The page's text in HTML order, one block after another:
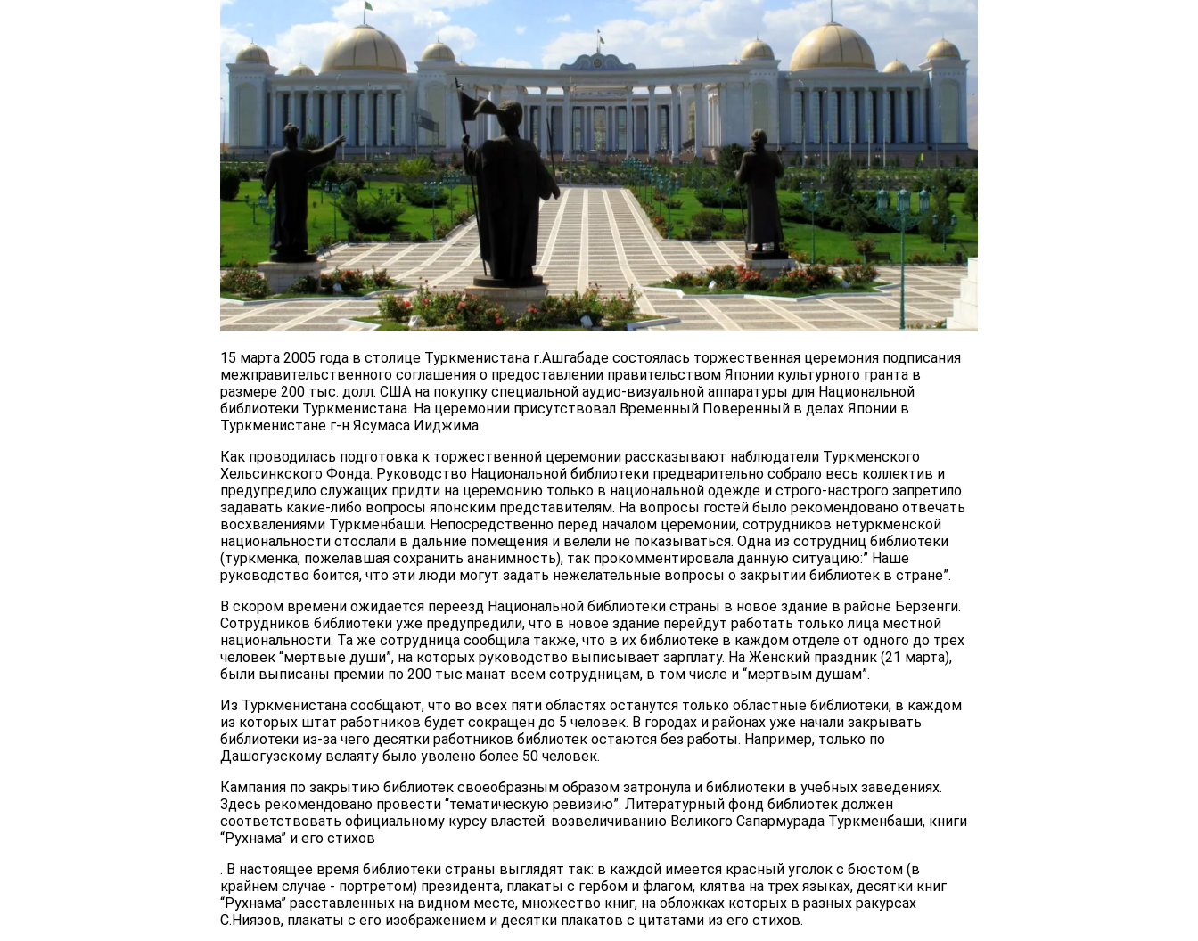
15 марта 2005 года в столице Туркменистана г.Ашгабаде состоялась торжественная церемония подписания
межправительственного соглашения о предоставлении правительством Японии культурного гранта в
размере 200 тыс. долл. США на покупку специальной аудио-визуальной аппаратуры для Национальной
библиотеки Туркменистана. На церемонии присутствовал Временный Поверенный в делах Японии в
Туркменистане г-н Ясумаса Ииджима.
Как проводилась подготовка к торжественной церемонии рассказывают наблюдатели Туркменского
Хельсинкского Фонда. Руководство Национальной библиотеки предварительно собрало весь коллектив и
предупредило служащих придти на церемонию только в национальной одежде и строго-настрого запретило
задавать какие-либо вопросы японским представителям. На вопросы гостей было рекомендовано отвечать
восхвалениями Туркменбаши. Непосредственно перед началом церемонии, сотрудников нетуркменской
национальности отослали в дальние помещения и велели не показываться. Одна из сотрудниц библиотеки
(туркменка, пожелавшая сохранить ананимность), так прокомментировала данную ситуацию:” Наше
руководство боится, что эти люди могут задать нежелательные вопросы о закрытии библиотек в стране”.
В скором времени ожидается переезд Национальной библиотеки страны в новое здание в районе Берзенги.
Сотрудников библиотеки уже предупредили, что в новое здание перейдут работать только лица местной
национальности. Та же сотрудница сообщила также, что в их библиотеке в каждом отделе от одного до трех
человек “мертвые души”, на которых руководство выписывает зарплату. На Женский праздник (21 марта),
были выписаны премии по 200 тыс.манат всем сотрудницам, в том числе и “мертвым душам”.
Из Туркменистана сообщают, что во всех пяти областях останутся только областные библиотеки, в каждом
из которых штат работников будет сокращен до 5 человек. В городах и районах уже начали закрывать
библиотеки из-за чего десятки работников библиотек остаются без работы. Например, только по
Дашогузскому велаяту было уволено более 50 человек.
Кампания по закрытию библиотек своеобразным образом затронула и библиотеки в учебных заведениях.
Здесь рекомендовано провести “тематическую ревизию”. Литературный фонд библиотек должен
соответствовать официальному курсу властей: возвеличиванию Великого Сапармурада Туркменбаши, книги
“Рухнама” и его стихов
. В настоящее время библиотеки страны выглядят так: в каждой имеется красный уголок с бюстом (в
крайнем случае - портретом) президента, плакаты с гербом и флагом, клятва на трех языках, десятки книг
“Рухнама” расставленных на видном месте, множество книг, на обложках которых в разных ракурсах
С.Ниязов, плакаты с его изображением и десятки плакатов с цитатами из его стихов.